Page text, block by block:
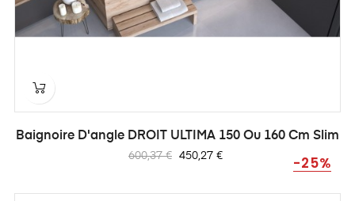
Baignoire D'angle DROIT ULTIMA 150 Ou 160 Cm Slim
Prix
600,37 € -25%
Prix
450,27 €